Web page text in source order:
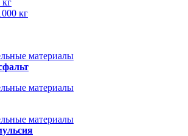
кг
материалы
материалы
материалы